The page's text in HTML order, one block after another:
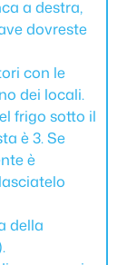
a destra,
dovreste
con le
dei locali.
frigo sotto il
è 3. Se
è
della